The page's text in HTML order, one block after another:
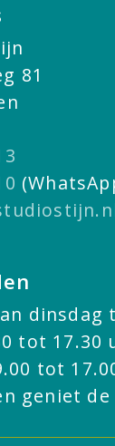
81
dinsdag
tot 17.30
tot
geniet